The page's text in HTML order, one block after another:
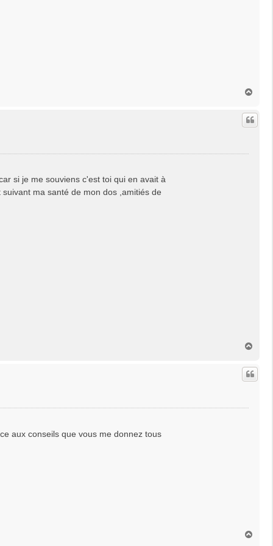
u
si je me souviens c'est toi qui en avait à
ma santé de mon dos ,amitiés de
u
aux conseils que vous me donnez tous